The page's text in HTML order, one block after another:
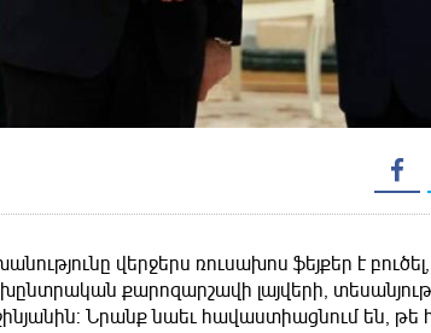
վերջերս ռուսախոս ֆեյքեր է
քարոզարշավի լայվերի,
Նրանք նաեւ հավաստիացնում են, թե